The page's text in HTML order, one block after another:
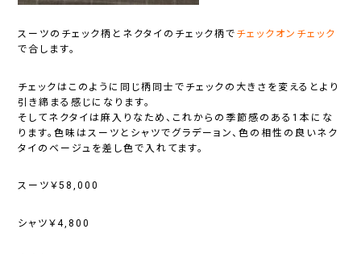
スーツのチェック柄とネクタイのチェック柄で チェックオンチェック
で合します。
チェックはこのように同じ柄同士でチェックの大きさを変えるとより
引き締まる感じになります。
そしてネクタイは麻入りなため、これからの季節感のある1本にな
ります。色味はスーツとシャツでグラデーョン、色の相性の良いネク
タイのベージュを差し色で入れてます。
スーツ￥58,000
シャツ￥4,800